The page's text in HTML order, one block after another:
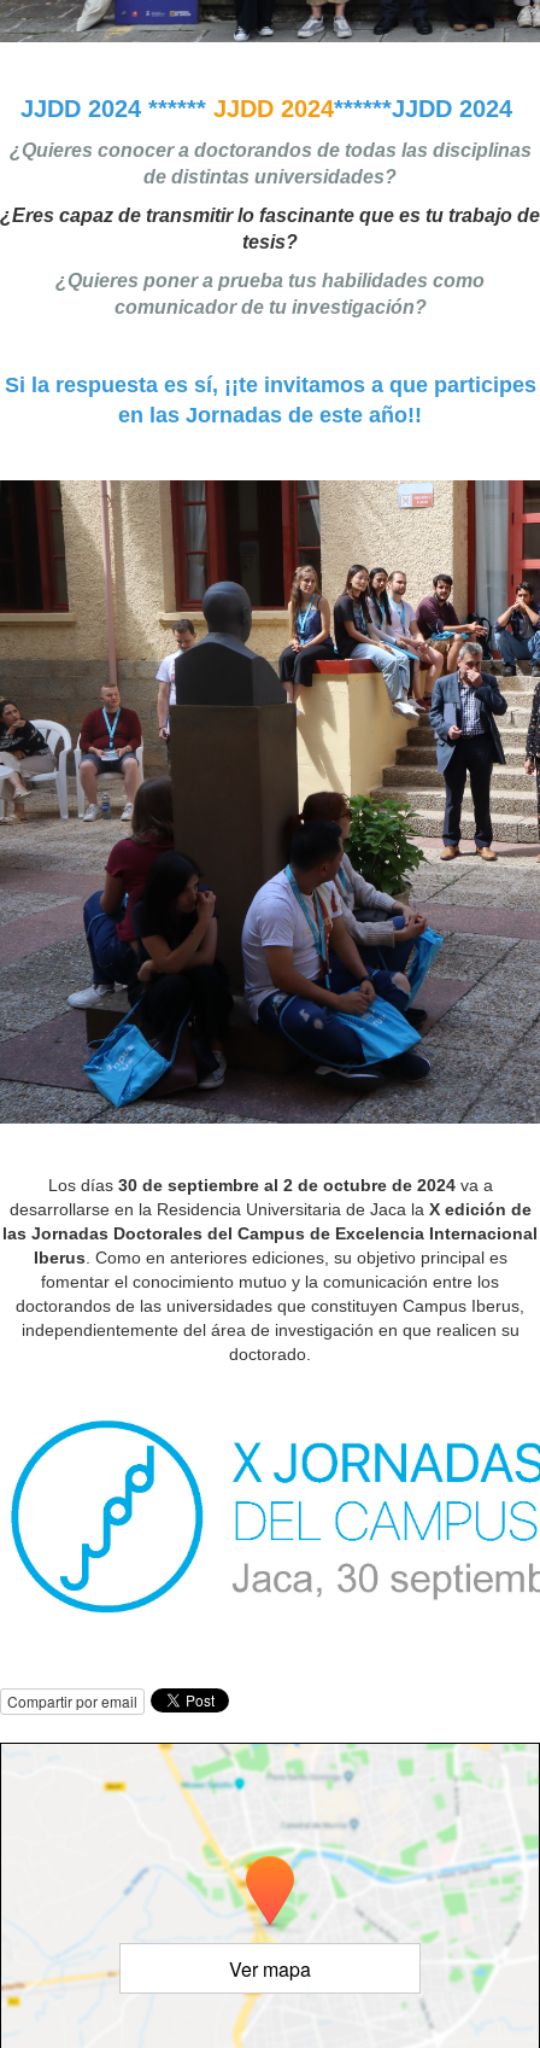
JJDD 2024 ****** JJDD 2024******JJDD 2024
¿Quieres conocer a doctorandos de todas las disciplinas
de distintas universidades?
¿Eres capaz de transmitir lo fascinante que es tu trabajo de
tesis?
¿Quieres poner a prueba tus habilidades como
comunicador de tu investigación?
Si la respuesta es sí, ¡¡te invitamos a que participes
en las Jornadas de este año!!
Los días 30 de septiembre al 2 de octubre de 2024 va a
desarrollarse en la Residencia Universitaria de Jaca la X edición de
las Jornadas Doctorales del Campus de Excelencia Internacional
Iberus . Como en anteriores ediciones, su objetivo principal es
fomentar el conocimiento mutuo y la comunicación entre los
doctorandos de las universidades que constituyen Campus Iberus,
independientemente del área de investigación en que realicen su
doctorado.
Compartir por email
Ver mapa